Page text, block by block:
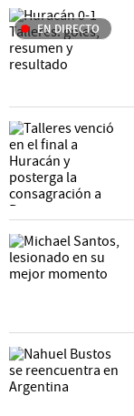
EN DIRECTO